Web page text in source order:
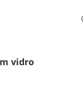
vidro